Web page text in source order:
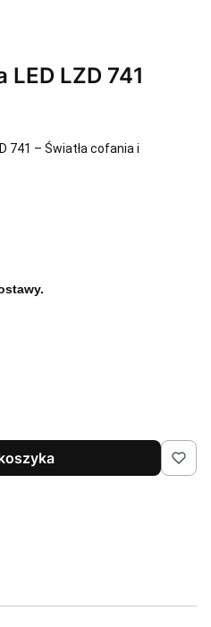
LZD 741
741 – Światła cofania i